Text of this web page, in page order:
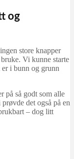
og
store knapper
Vi kunne starte
er i bunn og grunn
på så godt som alle
det også på en
– dog litt